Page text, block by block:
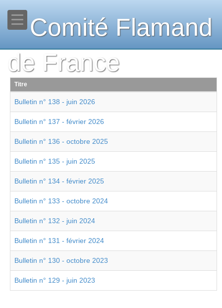
Comité Flamand
de France
Titre
Bulletin n° 138 - juin 2026
Bulletin n° 137 - février 2026
Bulletin n° 136 - octobre 2025
Bulletin n° 135 - juin 2025
Bulletin n° 134 - février 2025
Bulletin n° 133 - octobre 2024
Bulletin n° 132 - juin 2024
Bulletin n° 131 - février 2024
Bulletin n° 130 - octobre 2023
Bulletin n° 129 - juin 2023